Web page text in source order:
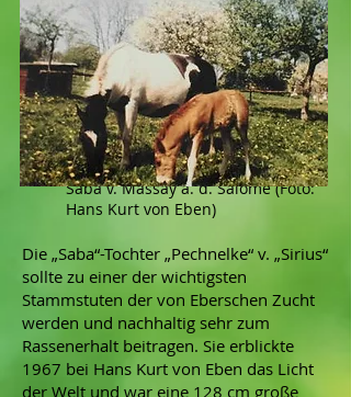
Saba v. Massay a. d. Salome (Foto:
Hans Kurt von Eben)
Die „Saba“-Tochter „Pechnelke“ v. „Sirius“
sollte zu einer der wichtigsten
Stammstuten der von Eberschen Zucht
werden und nachhaltig sehr zum
Rassenerhalt beitragen. Sie erblickte
1967 bei Hans Kurt von Eben das Licht
der Welt und war eine 128 cm große